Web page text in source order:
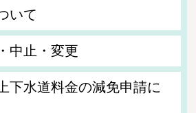
いて
中止・変更
下水道料金の減免申請に